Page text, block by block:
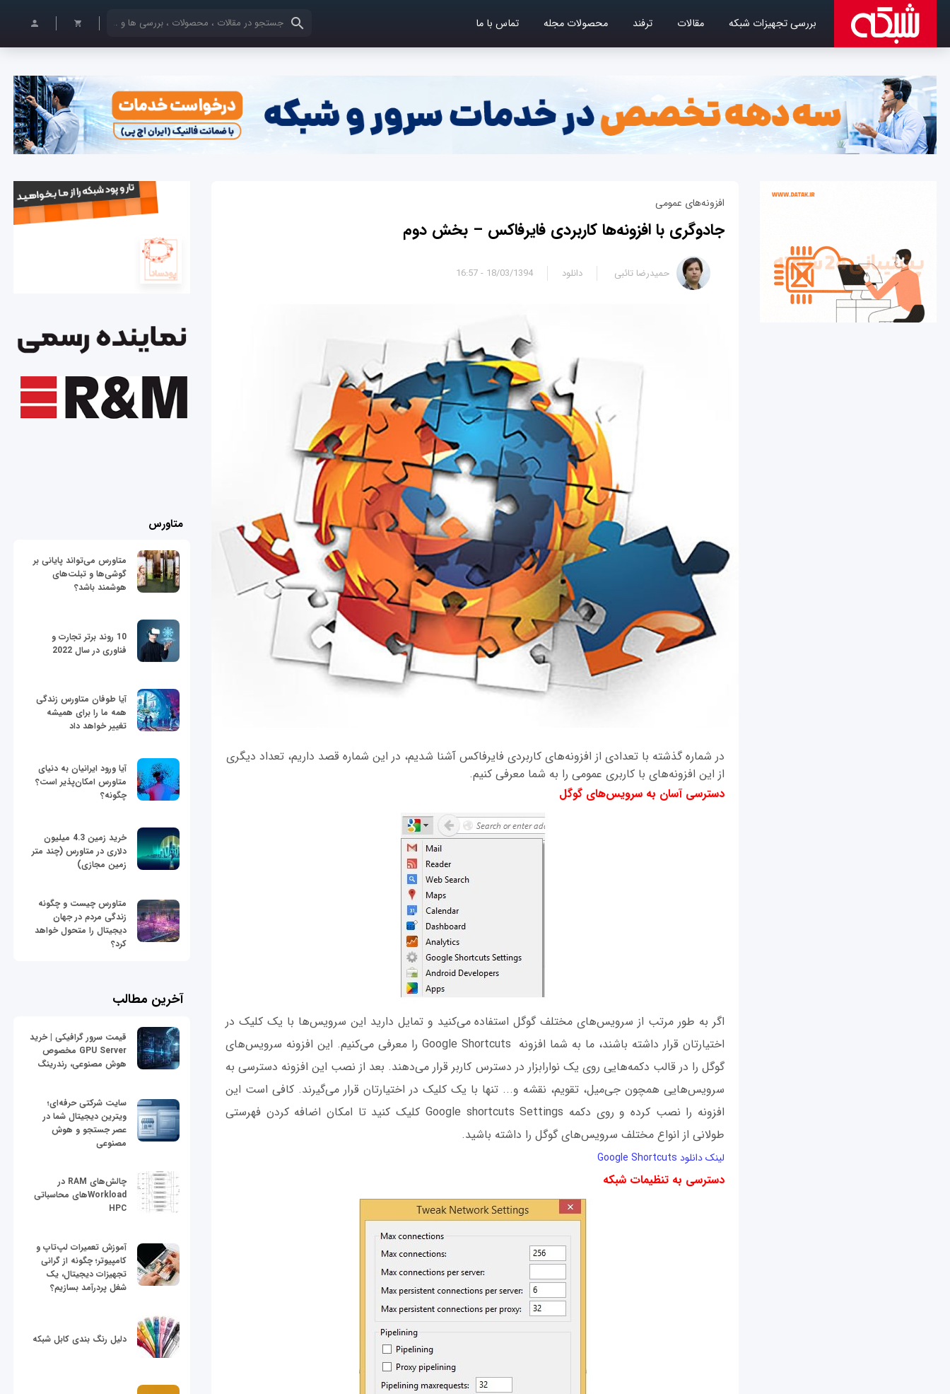
بررسی تجهیزات شبکه مقالات ترفند محصولات مجله تماس با ما کلمات کلیدی خود را وارد کنید
افزونه‌های عمومی
جادوگری با افزونه‌ها کاربردی فایرفاکس – بخش دوم
18/03/1394 - 16:57 حمیدرضا تائبی دانلود
در شماره گذشته با تعدادی از افزونه‌های کاربردی فایرفاکس آشنا شدیم، در این شماره قصد داریم، تعداد دیگری
از این افزونه‌های با کاربری عمومی را به شما معرفی کنیم.
دسترسی آسان به سرویسهای گوگل
اگر به طور مرتب از سرویس‌های مختلف گوگل استفاده می‌کنید و تمایل دارید این سرویس‌ها با یک کلیک در
اختیارتان قرار داشته باشند، ما به شما افزونه Google Shortcuts را معرفی می‌کنیم. این افزونه سرویس‌های
گوگل را در قالب دکمه‌هایی روی یک نوارابزار در دسترس کاربر قرار می‌دهند. بعد از نصب این افزونه دسترسی به
سرویس‌هایی همچون جی‌میل، تقویم، نقشه و... تنها با یک کلیک در اختیارتان قرار می‌گیرند. کافی است این
افزونه را نصب کرده و روی دکمه Google shortcuts Settings کلیک کنید تا امکان اضافه کردن فهرستی
طولانی از انواع مختلف سرویس‌های گوگل را داشته باشید.
لینک دانلود Google Shortcuts
دسترسی به تنظیمات شبکه
متاورس
متاورس می‌تواند پایانی بر
گوشی‌ها و تبلت‌های
هوشمند باشد؟
10 روند برتر تجارت و
فناوری در سال 2022
آیا طوفان متاورس زندگی
همه ما را برای همیشه
تغییر خواهد داد
آیا ورود ایرانیان به دنیای
متاورس امکان‌پذیر است؟
چگونه؟
خرید زمین 4.3 میلیون
دلاری در متاورس (چند متر
زمین مجازی)
متاورس چیست و چگونه
زندگی مردم در جهان
دیجیتال را متحول خواهد
کرد؟
آخرین مطالب
قیمت سرور گرافیکی | خرید
GPU Server مخصوص
هوش مصنوعی، رندرینگ
سایت شرکتی حرفه‌ای؛
ویترین دیجیتال شما در
عصر جستجو و هوش
مصنوعی
چالش‌های RAM در
Workloadهای محاسباتی
HPC
آموزش تعمیرات لپ‌تاپ و
کامپیوتر؛ چگونه از گرانی
تجهیزات دیجیتال، یک
شغل پردرآمد بسازیم؟
دلیل رنگ بندی کابل شبکه